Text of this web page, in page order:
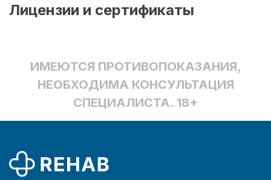
Лицензии и сертификаты
ИМЕЮТСЯ ПРОТИВОПОКАЗАНИЯ,
НЕОБХОДИМА КОНСУЛЬТАЦИЯ
СПЕЦИАЛИСТА. 18+